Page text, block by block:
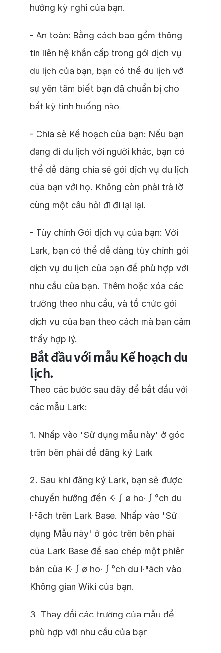
hưởng kỳ nghỉ của bạn.
- An toàn: Bằng cách bao gồm thông
tin liên hệ khẩn cấp trong gói dịch vụ
du lịch của bạn, bạn có thể du lịch với
sự yên tâm biết bạn đã chuẩn bị cho
bất kỳ tình huống nào.
- Chia sẻ Kế hoạch của bạn: Nếu bạn
đang đi du lịch với người khác, bạn có
thể dễ dàng chia sẻ gói dịch vụ du lịch
của bạn với họ. Không còn phải trả lời
cùng một câu hỏi đi đi lại lại.
- Tùy chỉnh Gói dịch vụ của bạn: Với
Lark, bạn có thể dễ dàng tùy chỉnh gói
dịch vụ du lịch của bạn để phù hợp với
nhu cầu của bạn. Thêm hoặc xóa các
trường theo nhu cầu, và tổ chức gói
dịch vụ của bạn theo cách mà bạn cảm
thấy hợp lý.
Bắt đầu với mẫu Kế hoạch du
lịch.
Theo các bước sau đây để bắt đầu với
các mẫu Lark:
1. Nhấp vào 'Sử dụng mẫu này' ở góc
trên bên phải để đăng ký Lark
2. Sau khi đăng ký Lark, bạn sẽ được
chuyển hướng đến K·∫ø ho·∫°ch du
l·ªãch trên Lark Base. Nhấp vào 'Sử
dụng Mẫu này' ở góc trên bên phải
của Lark Base để sao chép một phiên
bản của K·∫ø ho·∫°ch du l·ªãch vào
Không gian Wiki của bạn.
3. Thay đổi các trường của mẫu để
phù hợp với nhu cầu của bạn